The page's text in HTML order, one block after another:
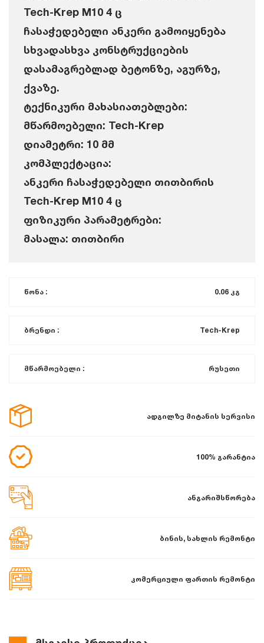
Tech-Krep M10 4 ც
ჩასაჭედებელი ანკერი გამოიყენება
სხვადასხვა კონსტრუქციების
დასამაგრებლად ბეტონზე, აგურზე,
ქვაზე.
ტექნიკური მახასიათებლები:
მწარმოებელი: Tech-Krep
დიამეტრი: 10 მმ
კომპლექტაცია:
ანკერი ჩასაჭედებელი თითბირის
Tech-Krep M10 4 ც
ფიზიკური პარამეტრები:
მასალა: თითბირი
წონა : 0.06 კგ
ბრენდი : Tech-Krep
მწარმოებელი : რუსეთი
ადგილზე მიტანის სერვისი
100% გარანტია
ანგარიშსწორება
ბინის, სახლის რემონტი
კომერციული ფართის რემონტი